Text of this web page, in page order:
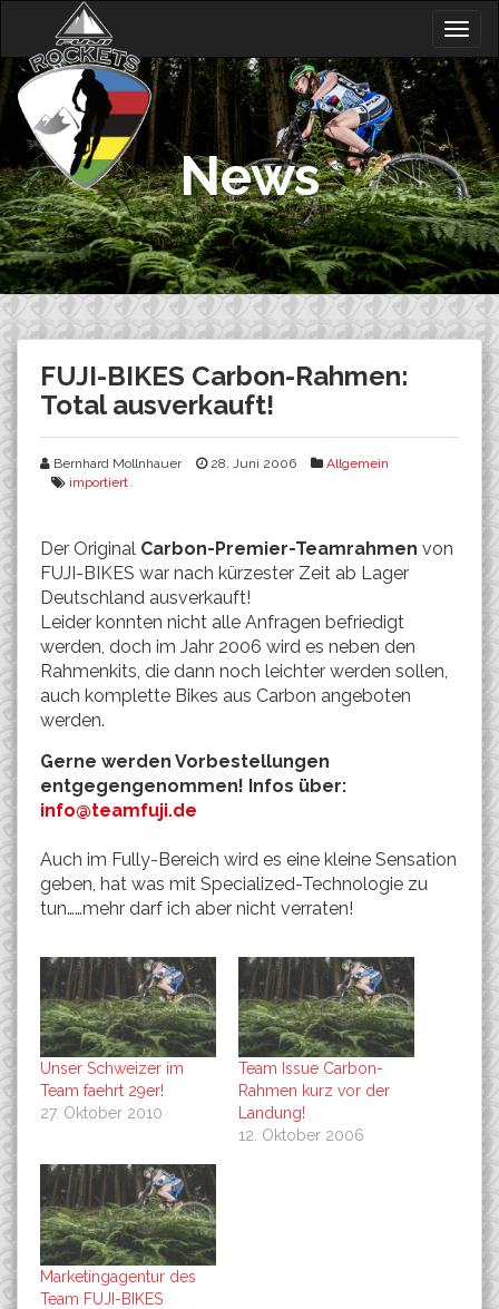
content
News
FUJI-BIKES Carbon-Rahmen:
Total ausverkauft!
Bernhard Mollnhauer 28. Juni 2006
Allgemein
importiert
Der Original Carbon-Premier-Teamrahmen von
FUJI-BIKES war nach kürzester Zeit ab Lager
Deutschland ausverkauft!
Leider konnten nicht alle Anfragen befriedigt
werden, doch im Jahr 2006 wird es neben den
Rahmenkits, die dann noch leichter werden sollen,
auch komplette Bikes aus Carbon angeboten
werden.
Gerne werden Vorbestellungen
entgegengenommen! Infos über:
info@teamfuji.de
Auch im Fully-Bereich wird es eine kleine Sensation
geben, hat was mit Specialized-Technologie zu
tun……mehr darf ich aber nicht verraten!
Unser Schweizer im
Team faehrt 29er!
27. Oktober 2010
Team Issue Carbon-
Rahmen kurz vor der
Landung!
12. Oktober 2006
Marketingagentur des
Team FUJI-BIKES